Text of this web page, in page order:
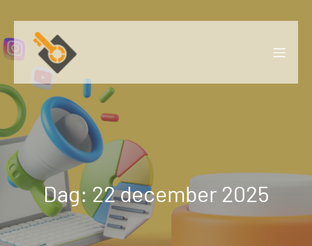
springen
Dag: 22 december 2025